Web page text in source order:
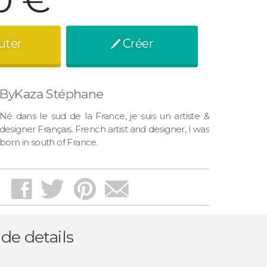
penCréer
ByKaza Stéphane
Né dans le sud de la France, je suis un artiste &
designer Français. French artist and designer, I was
born in south of France.
facebook twitter pinterest mail
details